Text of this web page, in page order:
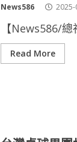
News586 2025-
【News586/總
Read More